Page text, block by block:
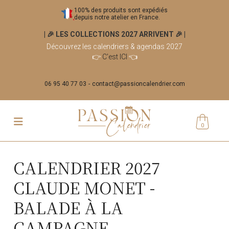
100% des produits sont expédiés
depuis notre atelier en France.
| 🎉 LES COLLECTIONS 2027 ARRIVENT 🎉
Découvrez les calendriers & agendas 2027
👉 C'est ICI 👈
06 95 40 77 03 contact@passioncalendrier.com
0
CALENDRIER 2027
CLAUDE MONET -
BALADE À LA